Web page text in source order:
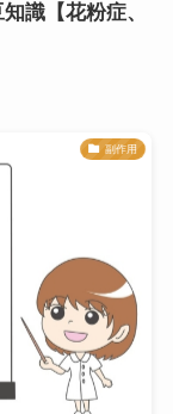
識【花粉症、
副作用